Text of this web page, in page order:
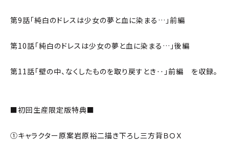
第9話「純白のドレスは少女の夢と血に染まる…」前編
第10話「純白のドレスは少女の夢と血に染まる…」後編
第11話「壁の中、なくしたものを取り戻すとき‥」前編 を収録。
■初回生産限定版特典■
①キャラクター原案岩原裕二描き下ろし三方背ＢＯＸ